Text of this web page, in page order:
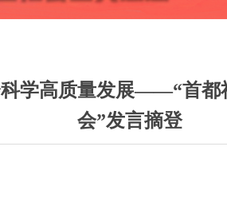
学高质量发展——“首都
会”发言摘登